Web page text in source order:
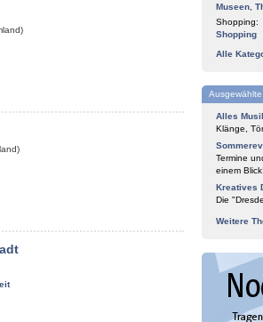
Museen
Shopping:
Shopping
Alle
Alles
Klänge,
Termine
einem Blick!
Kreatives
Die
Weitere